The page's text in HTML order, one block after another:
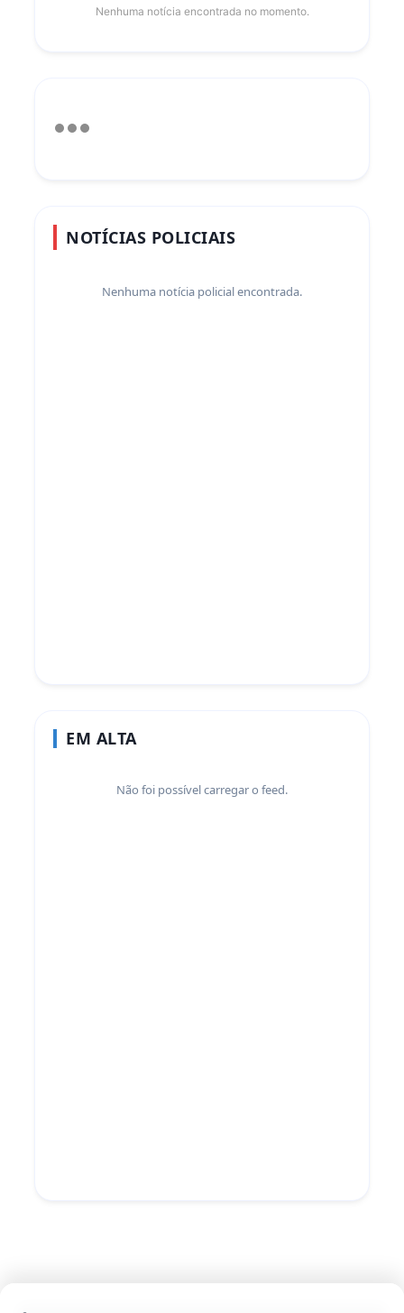
Nenhuma notícia encontrada no momento.
NOTÍCIAS POLICIAIS
Nenhuma notícia policial encontrada.
EM ALTA
Não foi possível carregar o feed.